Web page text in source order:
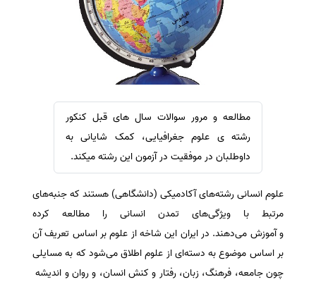
ترجمه عربی به فارسی
مشاهده همه زبان ها
سفارش ویرایش
سفارش پارافریز
سفارش فرمت‌بندی
سفارش کاهش کمیت
سفارش معرفی مجله
سفارش معرفی مقاله
سفارش معرفی کتاب
سفارش چکیده مبسوط
سفارش ترجمه مولتی‌مدیا
سفارش گویندگی
سفارش تولید محتوا
سفارش ترجمه همزمان
مطالعه و مرور سوالات سال های قبل کنکور
رشته ی علوم جغرافیایی، کمک شایانی به
داوطلبان در موفقیت در آزمون این رشته میکند.
علوم انسانی رشته‌های آکادمیکی (دانشگاهی) هستند که جنبه‌های
مرتبط با ویژگی‌های تمدن انسانی را مطالعه کرده
و آموزش می‌دهند. در ایران این شاخه از علوم بر اساس تعریف آن
بر اساس موضوع به دسته‌ای از علوم اطلاق می‌شود که به مسایلی
چون جامعه، فرهنگ، زبان، رفتار و کنش انسان، و روان و اندیشه